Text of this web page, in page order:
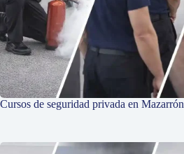
Cursos de seguridad privada en Mazarrón